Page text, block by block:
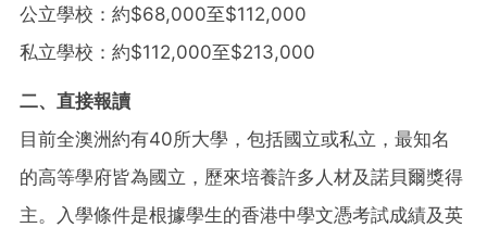
公立學校：約$68,000至$112,000
私立學校：約$112,000至$213,000
二、直接報讀
目前全澳洲約有40所大學，包括國立或私立，最知名
的高等學府皆為國立，歷來培養許多人材及諾貝爾獎得
主。入學條件是根據學生的香港中學文憑考試成績及英